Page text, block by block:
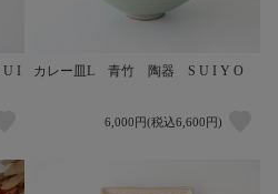
I
カレー皿L 青竹 陶器 S U I Y O
6,000円(税込6,600円)